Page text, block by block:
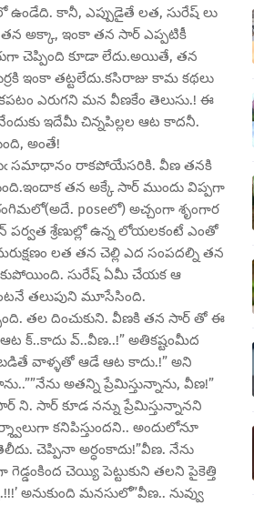
కానీ, ఎప్పుడైతే లత, సురేష్ లు
అక్కా, ఇంకా తన సార్ ఎప్పటికీ
చెప్పింది కూడా లేదు.అయితే, తన
ఇంకా తట్టలేదు.కసిరాజు కామ కథలు
ఎరుగని మన వీణకేం తెలుసు.! ఈ
ఇదేమీ చిన్నపిల్లల ఆట కాదనీ.
అంతే!
సమాధానం రాకపోయేసరికి. వీణ తనకి
తన అక్కే సార్ ముందు విప్పగా
poseలో) అచ్చంగా శృంగార
శ్రేణుల్లో ఉన్న లోయలకంటే ఎంతో
లత తన చెల్లి ఎద సంపదల్ని తన
సురేష్ ఏమీ చేయక ఆ
తలుపుని మూసేసింది.
తల దించుకుని. వీణకి తన సార్ తో ఈ
క్..కాదు వ్..వీణ..!” అతికష్టంమీద
వాళ్ళతో ఆడే ఆట కాదు.!” అని
అతన్ని ప్రేమిస్తున్నాను, వీణ!”
ని. సార్ కూడ నన్ను ప్రేమిస్తున్నానని
కనిపిస్తుందని.. అందులోనూ
చెప్పినా అర్ధంకాదు!”వీణ. నేను
చెయ్యి పెట్టుకుని తలని పైకెత్తి
అనుకుంది మనసులో”వీణ.. నువ్వు